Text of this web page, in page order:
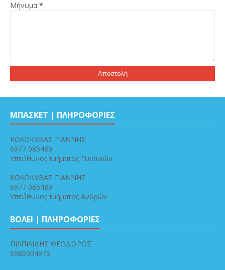
Μήνυμα *
ΜΠΑΣΚΕΤ | ΠΛΗΡΟΦΟΡΙΕΣ
ΚΟΛΟΚΥΘΑΣ ΓΙΑΝΝΗΣ
6977 085489
Υπεύθυνος τμήματος Γυναικών
ΚΟΛΟΚΥΘΑΣ ΓΙΑΝΝΗΣ
6977 085489
Υπεύθυνος τμήματος Ανδρών
ΒΟΛΕΙ | ΠΛΗΡΟΦΟΡΙΕΣ
ΠΙΛΠΙΛΙΔΗΣ ΘΕΟΔΩΡΟΣ
6980304975